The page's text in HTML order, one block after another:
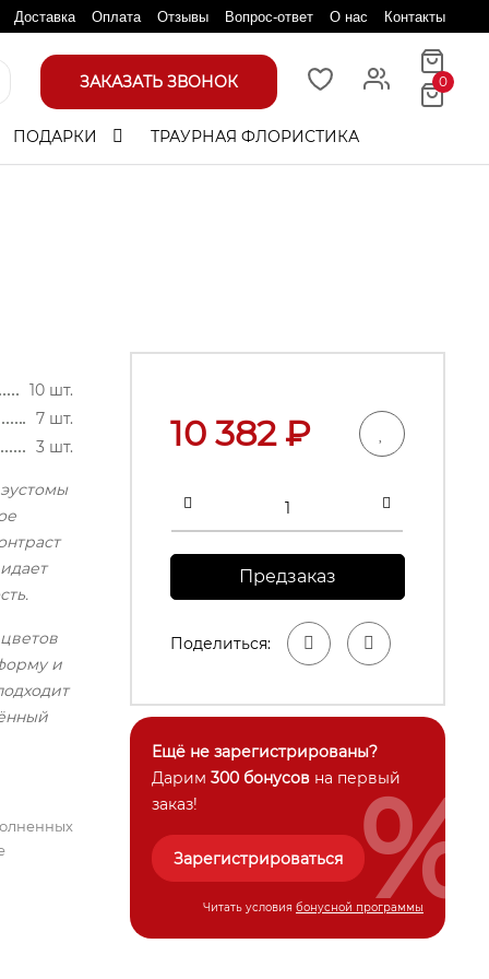
Доставка Оплата Отзывы Вопрос-ответ О нас Контакты
ЗАКАЗАТЬ ЗВОНОК 0
ПОДАРКИ ТРАУРНАЯ ФЛОРИСТИКА
10 шт.
7 шт.
3 шт.
и
10 382₽
Предзаказ
Поделиться:
Ещё не зарегистрированы?
Дарим 300 бонусовна первый
заказ!
Зарегистрироваться
Читать условия бонусной программы
%